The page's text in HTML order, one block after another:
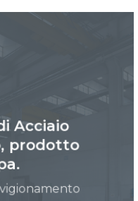
Acciaio
prodotto